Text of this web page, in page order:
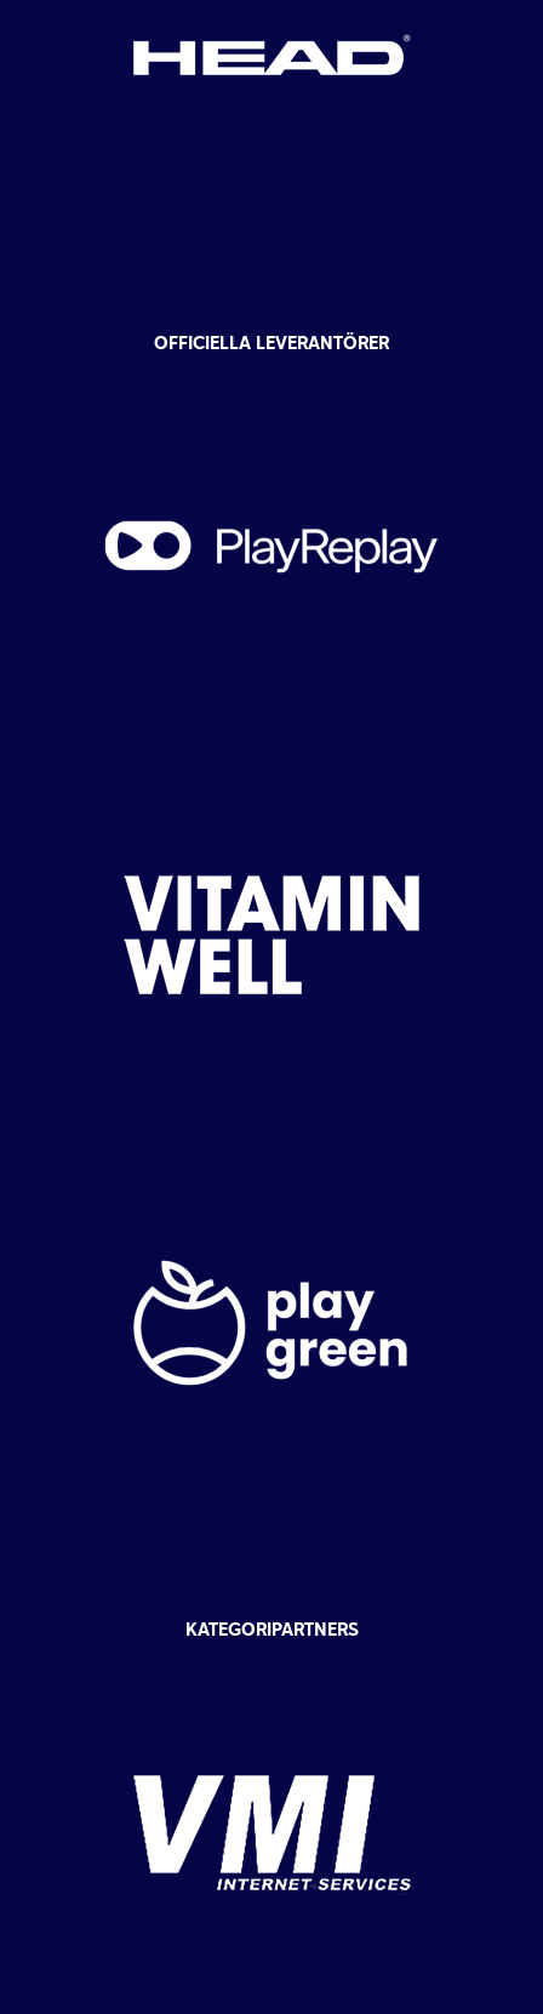
OFFICIELLA LEVERANTÖRER
KATEGORIPARTNERS